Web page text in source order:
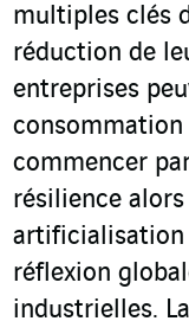
multiples clés
réduction de
entreprises
consommation
commencer
résilience
artificialisation
réflexion
industrielles.